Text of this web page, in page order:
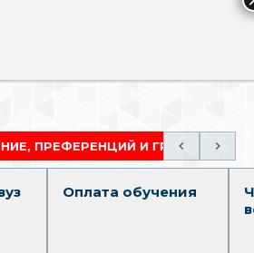
И ГРАНТОВ
Оплата обучения